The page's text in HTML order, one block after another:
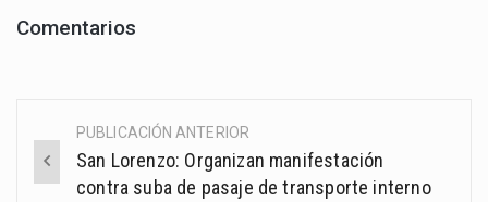
Comentarios
Post
navigation
PUBLICACIÓN ANTERIOR
San Lorenzo: Organizan manifestación
contra suba de pasaje de transporte interno